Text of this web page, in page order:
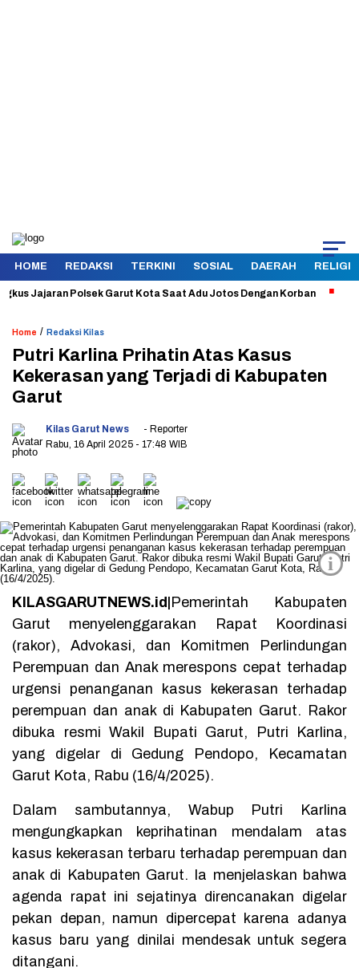
HOME REDAKSI TERKINI SOSIAL DAERAH RELIGI
Polsek Garut Kota Saat Adu Jotos Dengan Korban Aman
Home / Redaksi Kilas
Putri Karlina Prihatin Atas Kasus
Kekerasan yang Terjadi di Kabupaten
Garut
Kilas Garut News
- Reporter
Rabu, 16 April 2025 - 17:48 WIB
i
KILASGARUTNEWS.id| Pemerintah Kabupaten
Garut menyelenggarakan Rapat Koordinasi
(rakor), Advokasi, dan Komitmen Perlindungan
Perempuan dan Anak merespons cepat terhadap
urgensi penanganan kasus kekerasan terhadap
perempuan dan anak di Kabupaten Garut. Rakor
dibuka resmi Wakil Bupati Garut, Putri Karlina,
yang digelar di Gedung Pendopo, Kecamatan
Garut Kota, Rabu (16/4/2025).
Dalam sambutannya, Wabup Putri Karlina
mengungkapkan keprihatinan mendalam atas
kasus kekerasan terbaru terhadap perempuan dan
anak di Kabupaten Garut. Ia menjelaskan bahwa
agenda rapat ini sejatinya direncanakan digelar
pekan depan, namun dipercepat karena adanya
kasus baru yang dinilai mendesak untuk segera
ditangani.